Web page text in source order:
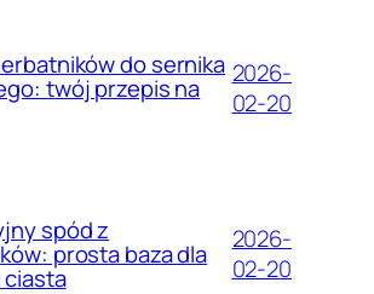
do sernika
twój przepis na
2026-
02-20
spód z
prosta baza dla
ciasta
2026-
02-20